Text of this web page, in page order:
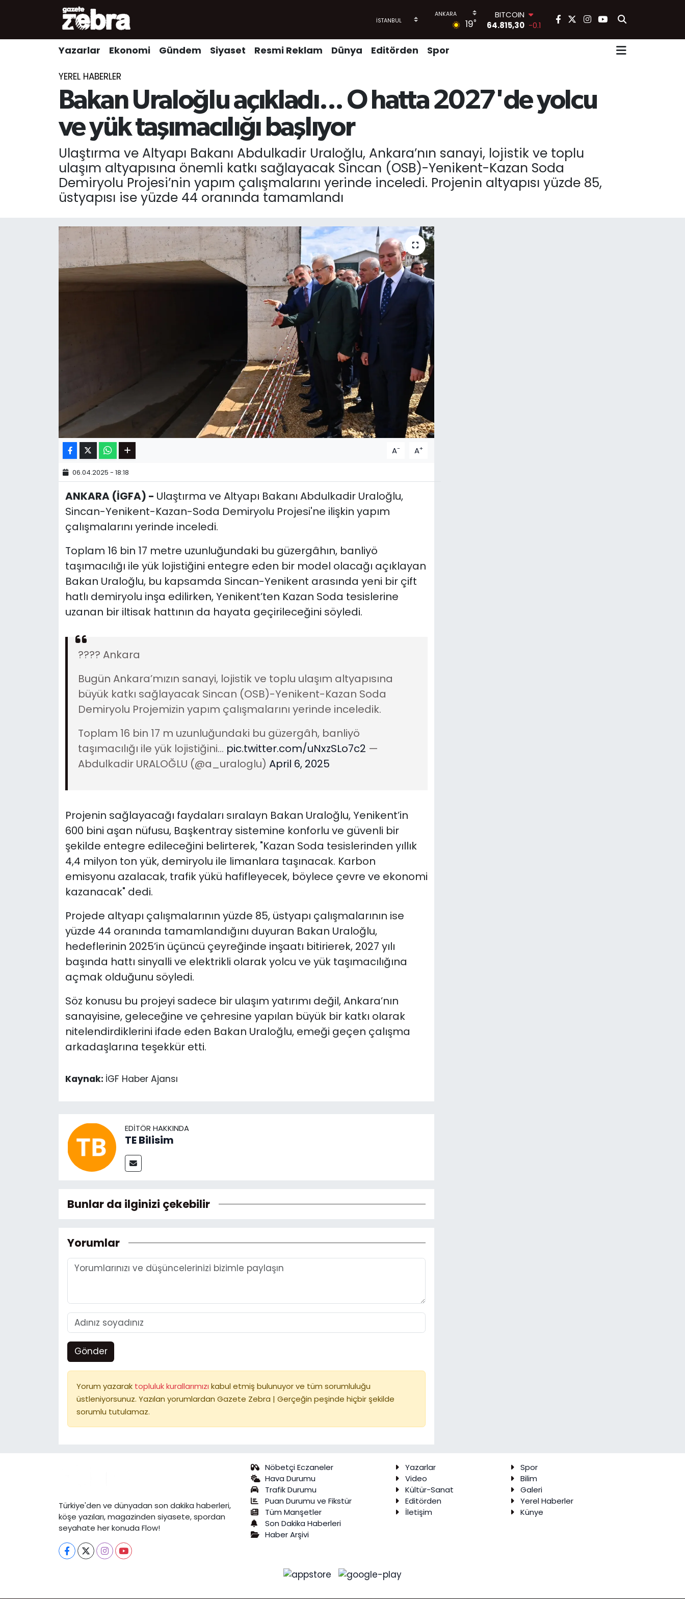
19°
BITCOIN
64.815,30 -0.1
64,4811
GRAM ALTIN
6660.55 0
Yazarlar Ekonomi Gündem Siyaset Resmi Reklam Dünya Editörden Spor
YEREL HABERLER
Bakan Uraloğlu açıkladı... O hatta 2027'de yolcu
ve yük taşımacılığı başlıyor
Ulaştırma ve Altyapı Bakanı Abdulkadir Uraloğlu, Ankara’nın sanayi, lojistik ve toplu
ulaşım altyapısına önemli katkı sağlayacak Sincan (OSB)-Yenikent-Kazan Soda
Demiryolu Projesi’nin yapım çalışmalarını yerinde inceledi. Projenin altyapısı yüzde 85,
üstyapısı ise yüzde 44 oranında tamamlandı
A- A+
06.04.2025 - 18:18
ANKARA (İGFA) - Ulaştırma ve Altyapı Bakanı Abdulkadir Uraloğlu,
Sincan-Yenikent-Kazan-Soda Demiryolu Projesi'ne ilişkin yapım
çalışmalarını yerinde inceledi.
Toplam 16 bin 17 metre uzunluğundaki bu güzergâhın, banliyö
taşımacılığı ile yük lojistiğini entegre eden bir model olacağı açıklayan
Bakan Uraloğlu, bu kapsamda Sincan-Yenikent arasında yeni bir çift
hatlı demiryolu inşa edilirken, Yenikent’ten Kazan Soda tesislerine
uzanan bir iltisak hattının da hayata geçirileceğini söyledi.
???? Ankara
Bugün Ankara’mızın sanayi, lojistik ve toplu ulaşım altyapısına
büyük katkı sağlayacak Sincan (OSB)-Yenikent-Kazan Soda
Demiryolu Projemizin yapım çalışmalarını yerinde inceledik.
Toplam 16 bin 17 m uzunluğundaki bu güzergâh, banliyö
taşımacılığı ile yük lojistiğini… pic.twitter.com/uNxzSLo7c2 —
Abdulkadir URALOĞLU (@a_uraloglu) April 6, 2025
Projenin sağlayacağı faydaları sıralayn Bakan Uraloğlu, Yenikent’in
600 bini aşan nüfusu, Başkentray sistemine konforlu ve güvenli bir
şekilde entegre edileceğini belirterek, "Kazan Soda tesislerinden yıllık
4,4 milyon ton yük, demiryolu ile limanlara taşınacak. Karbon
emisyonu azalacak, trafik yükü hafifleyecek, böylece çevre ve ekonomi
kazanacak" dedi.
Projede altyapı çalışmalarının yüzde 85, üstyapı çalışmalarının ise
yüzde 44 oranında tamamlandığını duyuran Bakan Uraloğlu,
hedeflerinin 2025’in üçüncü çeyreğinde inşaatı bitirierek, 2027 yılı
başında hattı sinyalli ve elektrikli olarak yolcu ve yük taşımacılığına
açmak olduğunu söyledi.
Söz konusu bu projeyi sadece bir ulaşım yatırımı değil, Ankara’nın
sanayisine, geleceğine ve çehresine yapılan büyük bir katkı olarak
nitelendirdiklerini ifade eden Bakan Uraloğlu, emeği geçen çalışma
arkadaşlarına teşekkür etti.
Kaynak: İGF Haber Ajansı
EDITÖR HAKKINDA
TE Bilisim
Bunlar da ilginizi çekebilir
Yorumlar
Gönder
Yorum yazarak topluluk kurallarımızı kabul etmiş bulunuyor ve tüm sorumluluğu
üstleniyorsunuz. Yazılan yorumlardan Gazete Zebra | Gerçeğin peşinde hiçbir şekilde
sorumlu tutulamaz.
Türkiye'den ve dünyadan son dakika haberleri,
köşe yazıları, magazinden siyasete, spordan
seyahate her konuda Flow!
Nöbetçi Eczaneler
Hava Durumu
Trafik Durumu
Puan Durumu ve Fikstür
Tüm Manşetler
Son Dakika Haberleri
Haber Arşivi
Yazarlar
Spor
Video
Bilim
Kültür-Sanat
Galeri
Editörden
Yerel Haberler
İletişim
Künye
Yazarlar
Kültür-Sanat
Nöbetçi Eczaneler
Trafik Durumu
Süper Lig Puan Durumu ve Fikstür
Tüm Manşetler
Son Dakika Haberleri
Haber Arşivi